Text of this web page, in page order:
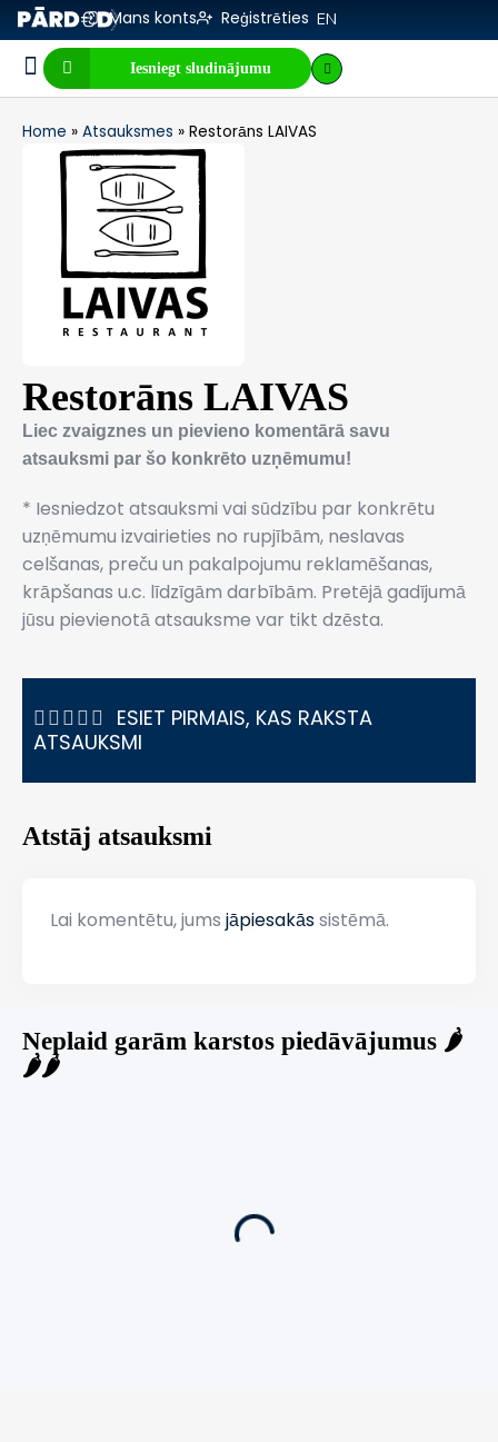
Mans konts Reģistrēties EN
Iesniegt sludinājumu
Home » Atsauksmes » Restorāns LAIVAS
Restorāns LAIVAS
Liec zvaigznes un pievieno komentārā savu
atsauksmi par šo konkrēto uzņēmumu!
* Iesniedzot atsauksmi vai sūdzību par konkrētu
uzņēmumu izvairieties no rupjībām, neslavas
celšanas, preču un pakalpojumu reklamēšanas,
krāpšanas u.c. līdzīgām darbībām. Pretējā gadījumā
jūsu pievienotā atsauksme var tikt dzēsta.
ESIET PIRMAIS, KAS RAKSTA
ATSAUKSMI
Atstāj atsauksmi
Lai komentētu, jums jāpiesakāssistēmā.
Neplaid garām karstos piedāvājumus 🌶️
🌶️🌶️
80 Ha Daudzfunkcionāls Investīciju Īpašums-
Zivju Audzētava, Brīvdienu Mājas, Briežu Dārzs